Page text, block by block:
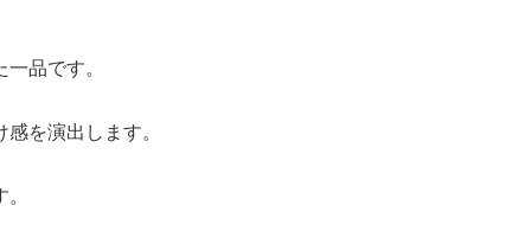
品です。
を演出します。